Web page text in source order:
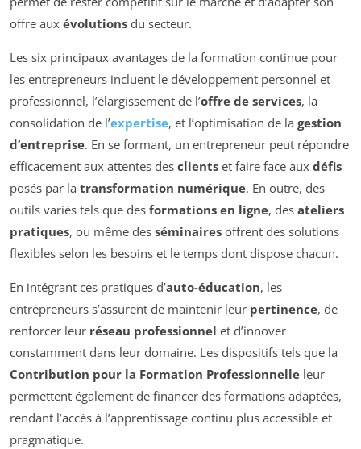
offre aux évolutions du secteur.
Les six principaux avantages de la formation continue pour
les entrepreneurs incluent le développement personnel et
professionnel, l’élargissement de l’offre de services, la
consolidation de l’expertise, et l’optimisation de la gestion
d’entreprise. En se formant, un entrepreneur peut répondre
efficacement aux attentes des clients et faire face aux défis
posés par la transformation numérique. En outre, des
outils variés tels que des formations en ligne, des ateliers
pratiques, ou même des séminaires offrent des solutions
flexibles selon les besoins et le temps dont dispose chacun.
En intégrant ces pratiques d’auto-éducation, les
entrepreneurs s’assurent de maintenir leur pertinence, de
renforcer leur réseau professionnel et d’innover
constamment dans leur domaine. Les dispositifs tels que la
Contribution pour la Formation Professionnelle leur
permettent également de financer des formations adaptées,
rendant l’accès à l’apprentissage continu plus accessible et
pragmatique.